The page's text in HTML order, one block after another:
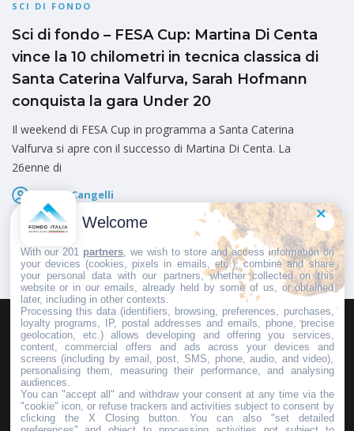
SCI DI FONDO
Sci di fondo – FESA Cup: Martina Di Centa
vince la 10 chilometri in tecnica classica di
Santa Caterina Valfurva, Sarah Hofmann
conquista la gara Under 20
Il weekend di FESA Cup in programma a Santa Caterina
Valfurva si apre con il successo di Martina Di Centa. La
26enne di
Marco Cangelli
Pubblicato il
HOMEPAGEREDAZIONEINVIA UN COMUNICATO STAMPA
PUBBLICITÀSCRIVI AL DIRETTORE
Welcome
With our 201 partners , we wish to store and access information on
your devices (cookies, pixels in emails, etc.), combine and share
your personal data with our partners, whether collected on this
website or in our emails, already held by some of us, or obtained
later, including in other contexts.
Processing this data (identifiers, browsing, preferences, purchases,
loyalty programs, IP, postal addresses and emails, phone, precise
geolocation, etc.) allows developing and offering you services,
content, commercial offers and ads across your devices and
screens (including by email, post, SMS, phone, audio, and video),
personalising them, measuring their performance, and analysing
audiences.
You can "accept all" and withdraw your consent at any time via the
"cookie" icon, or refuse trackers and activities subject to consent by
clicking the X Closing button. You can also "set detailed